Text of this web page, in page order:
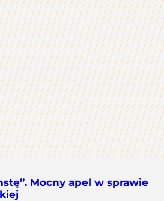
Mocny apel w sprawie